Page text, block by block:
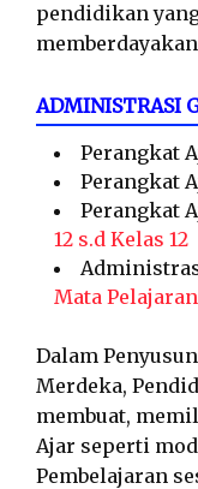
pendidikan
ADMINISTRASI
Perangkat
Perangkat
Perangkat
12 s.d Kelas 12
Mata Pelajaran
Dalam
Merdeka,
membuat,
Ajar seperti
Pembelajaran